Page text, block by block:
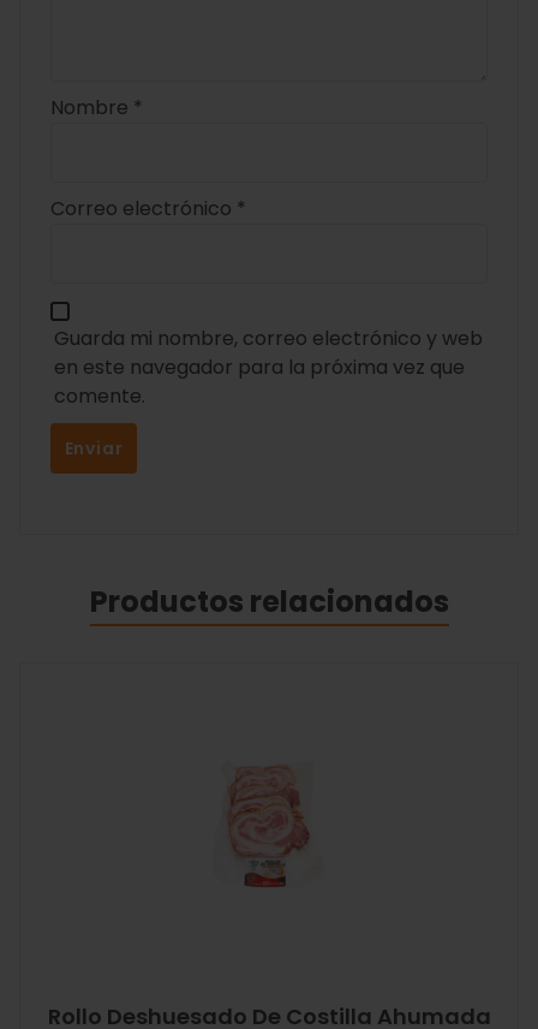
Nombre *
Correo electrónico *
Guarda mi nombre, correo electrónico y web
en este navegador para la próxima vez que
comente.
Productos relacionados
Rollo Deshuesado De Costilla Ahumada